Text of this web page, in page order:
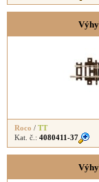
Roco / TT
Kat. č.: 4080411-37